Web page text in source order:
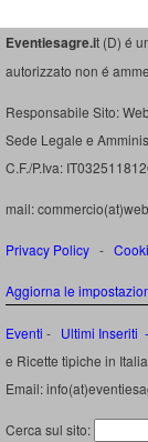
Eventiesagre.it (D) é
autorizzato non é
Responsabile Sito:
Sede Legale e
C.F./P.Iva:
mail:
Privacy Policy -
Aggiorna le
Eventi - Ultimi Inseriti
e Ricette tipiche in
Email:
Cerca sul sito: